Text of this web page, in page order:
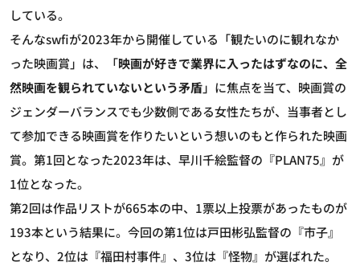
している。
そんなswfiが2023年から開催している「観たいのに観れなか
った映画賞」は、「映画が好きで業界に入ったはずなのに、全
然映画を観られていないという矛盾」に焦点を当て、映画賞の
ジェンダーバランスでも少数側である女性たちが、当事者とし
て参加できる映画賞を作りたいという想いのもと作られた映画
賞。第1回となった2023年は、早川千絵監督の『PLAN75』が
1位となった。
第2回は作品リストが665本の中、1票以上投票があったものが
193本という結果に。今回の第1位は戸田彬弘監督の『市子』
となり、2位は『福田村事件』、3位は『怪物』が選ばれた。